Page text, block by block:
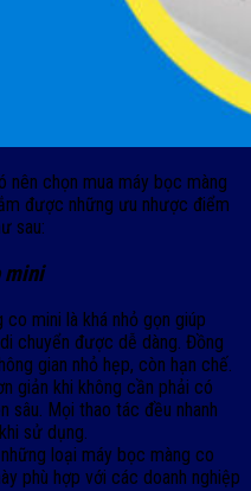
chọn mua máy bọc màng
được những ưu nhược điểm
sau:
mini
mini là khá nhỏ gọn giúp
chuyển được dễ dàng. Đồng
gian nhỏ hẹp, còn hạn chế.
giản khi không cần phải có
sâu. Mọi thao tác đều nhanh
sử dụng.
loại máy bọc màng co
phù hợp với các doanh nghiệp